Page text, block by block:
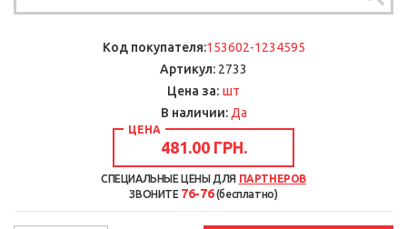
Код покупателя:153602-1234595
Артикул: 2733
Цена за: шт
В наличии: Да
ЦЕНА
481.00 ГРН.
СПЕЦИАЛЬНЫЕ ЦЕНЫ ДЛЯ ПАРТНЕРОВ
ЗВОНИТЕ 76-76(бесплатно)